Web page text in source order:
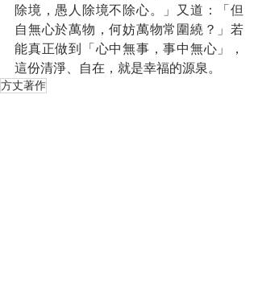
除境，愚人除境不除心。」又道：「但
自無心於萬物，何妨萬物常圍繞？」若
能真正做到「心中無事，事中無心」，
這份清淨、自在，就是幸福的源泉。
方丈著作